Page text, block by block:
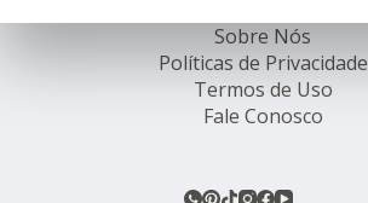
Sobre Nós
Políticas de Privacidade
Termos de Uso
Fale Conosco